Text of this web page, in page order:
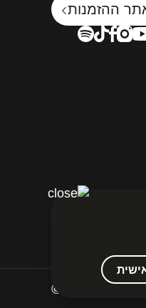
ההזמנות
© Marina